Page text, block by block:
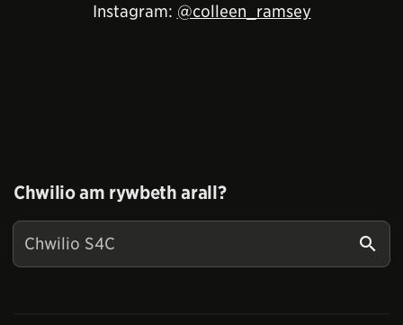
Instagram: @colleen_ramsey
Chwilio am rywbeth arall?